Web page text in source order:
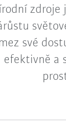
zdroje
své
efektivně a